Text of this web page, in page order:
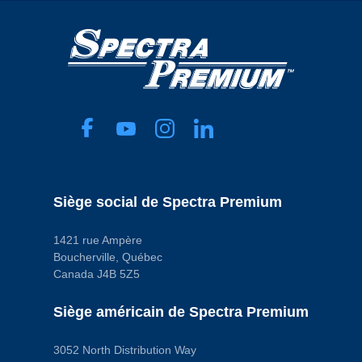
Siège social de Spectra Premium
1421 rue Ampère
Boucherville, Québec
Canada J4B 5Z5
Siège américain de Spectra Premium
3052 North Distribution Way